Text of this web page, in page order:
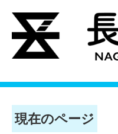
現在のページ